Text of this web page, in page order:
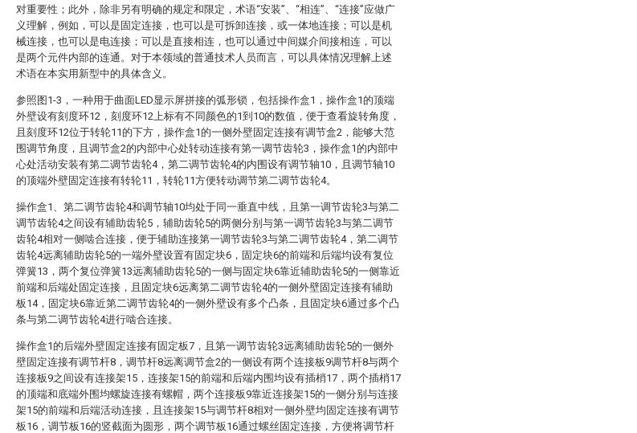
对重要性；此外，除非另有明确的规定和限定，术语“安装”、“相连”、“连接”应做广
义理解，例如，可以是固定连接，也可以是可拆卸连接，或一体地连接；可以是机
械连接，也可以是电连接；可以是直接相连，也可以通过中间媒介间接相连，可以
是两个元件内部的连通。对于本领域的普通技术人员而言，可以具体情况理解上述
术语在本实用新型中的具体含义。
参照图1-3，一种用于曲面LED显示屏拼接的弧形锁，包括操作盒1，操作盒1的顶端
外壁设有刻度环12，刻度环12上标有不同颜色的1到10的数值，便于查看旋转角度，
且刻度环12位于转轮11的下方，操作盒1的一侧外壁固定连接有调节盒2，能够大范
围调节角度，且调节盒2的内部中心处转动连接有第一调节齿轮3，操作盒1的内部中
心处活动安装有第二调节齿轮4，第二调节齿轮4的内围设有调节轴10，且调节轴10
的顶端外壁固定连接有转轮11，转轮11方便转动调节第二调节齿轮4。
操作盒1、第二调节齿轮4和调节轴10均处于同一垂直中线，且第一调节齿轮3与第二
调节齿轮4之间设有辅助齿轮5，辅助齿轮5的两侧分别与第一调节齿轮3与第二调节
齿轮4相对一侧啮合连接，便于辅助连接第一调节齿轮3与第二调节齿轮4，第二调节
齿轮4远离辅助齿轮5的一端外壁设置有固定块6，固定块6的前端和后端均设有复位
弹簧13，两个复位弹簧13远离辅助齿轮5的一侧与固定块6靠近辅助齿轮5的一侧靠近
前端和后端处固定连接，且固定块6远离第二调节齿轮4的一侧外壁固定连接有辅助
板14，固定块6靠近第二调节齿轮4的一侧外壁设有多个凸条，且固定块6通过多个凸
条与第二调节齿轮4进行啮合连接。
操作盒1的后端外壁固定连接有固定板7，且第一调节齿轮3远离辅助齿轮5的一侧外
壁固定连接有调节杆8，调节杆8远离调节盒2的一侧设有两个连接板9调节杆8与两个
连接板9之间设有连接架15，连接架15的前端和后端内围均设有插梢17，两个插梢17
的顶端和底端外围均螺旋连接有螺帽，两个连接板9靠近连接架15的一侧分别与连接
架15的前端和后端活动连接，且连接架15与调节杆8相对一侧外壁均固定连接有调节
板16，调节板16的竖截面为圆形，两个调节板16通过螺丝固定连接，方便将调节杆